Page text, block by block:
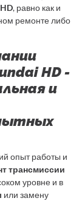
, равно как и
ремонте либо
HD -
и
опыт работы и
трансмиссии
уровне и в
или замену